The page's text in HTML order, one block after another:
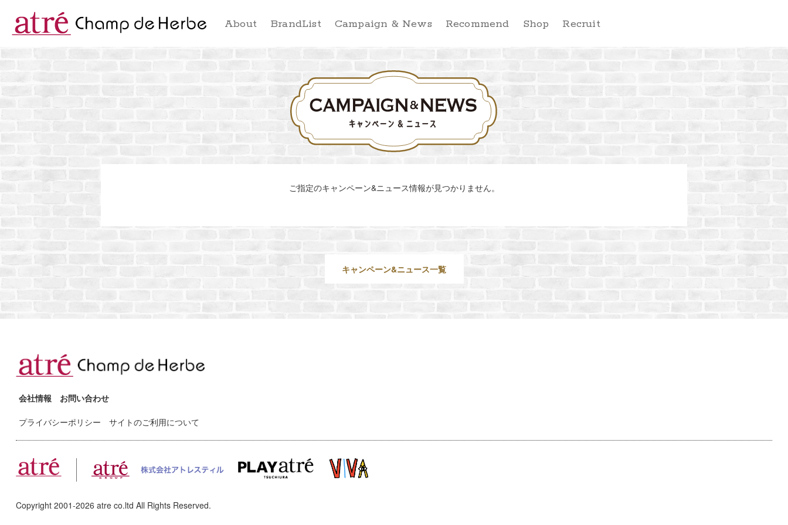
About BrandList Campaign & News Recommend Shop Recruit
ご指定のキャンペーン&ニュース情報が見つかりません。
キャンペーン&ニュース一覧
会社情報 お問い合わせ
プライバシーポリシー サイトのご利用について
Copyright 2001-2026 atre co.ltd All Rights Reserved.